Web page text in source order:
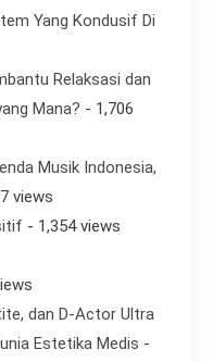
Yang Kondusif Di
Relaksasi dan
Mana? - 1,706
Musik Indonesia,
views
- 1,354 views
dan D-Actor Ultra
Estetika Medis -